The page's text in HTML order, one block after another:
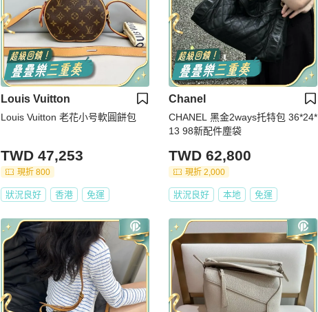
Louis Vuitton
Louis Vuitton 老花小号軟圓餅包
TWD 47,253
現折 800
狀況良好 香港 免運
Chanel
CHANEL 黑金2ways托特包 36*24*
13 98新配件塵袋
TWD 62,800
現折 2,000
狀況良好 本地 免運